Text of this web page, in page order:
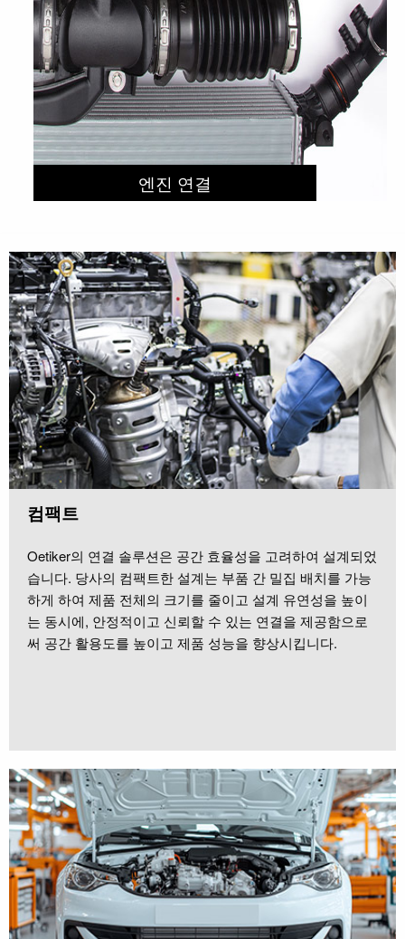
엔진 연결
컴팩트
Oetiker의 연결 솔루션은 공간 효율성을 고려하여 설계되었
습니다. 당사의 컴팩트한 설계는 부품 간 밀집 배치를 가능
하게 하여 제품 전체의 크기를 줄이고 설계 유연성을 높이
는 동시에, 안정적이고 신뢰할 수 있는 연결을 제공함으로
써 공간 활용도를 높이고 제품 성능을 향상시킵니다.